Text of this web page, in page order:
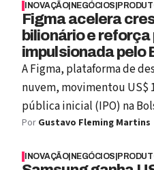
superar a meta de
bilhões em faturamento
crescimento exponencial
cerca de 700 milhões de
o ChatGPT pelo menos
número que demonstra a
soluções baseadas em IA
INOVAÇÃO| NEGÓCIOS
Figma acelera
bilionário e
impulsionada pelo
A Figma, plataforma de
nuvem, movimentou US$
pública inicial (IPO) na
elevar a faixa de preço de
investidores e coloca o
Por Gustavo Fleming Martins
INOVAÇÃO| NEGÓCIOS